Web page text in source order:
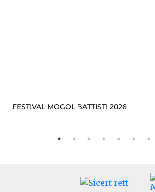
FESTIVAL MOGOL BATTISTI 2026